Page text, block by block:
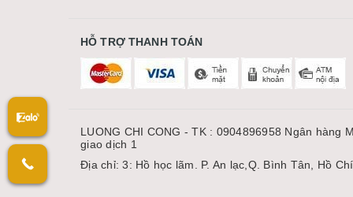
HỖ TRỢ THANH TOÁN
LUONG CHI CONG - TK : 0904896958 Ngân hàng
giao dịch 1
Địa chỉ: 3: Hồ học lãm. P. An lạc,Q. Bình Tân, Hồ